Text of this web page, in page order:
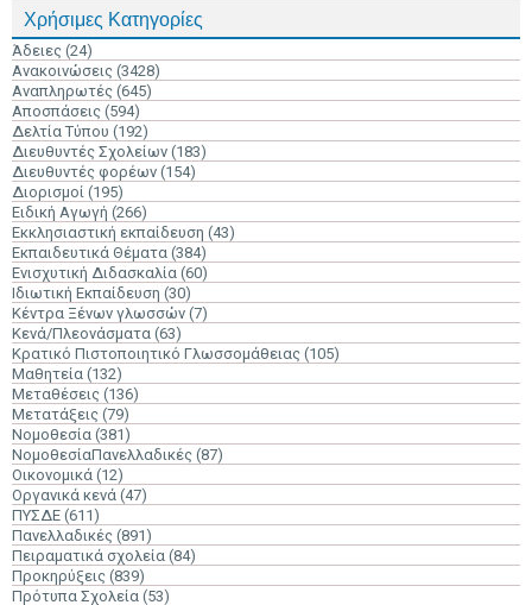
Χρήσιμες Κατηγορίες
Άδειες (24)
Ανακοινώσεις (3428)
Αναπληρωτές (645)
Αποσπάσεις (594)
Δελτία Τύπου (192)
Διευθυντές Σχολείων (183)
Διευθυντές φορέων (154)
Διορισμοί (195)
Ειδική Αγωγή (266)
Εκκλησιαστική εκπαίδευση (43)
Εκπαιδευτικά Θέματα (384)
Ενισχυτική Διδασκαλία (60)
Ιδιωτική Εκπαίδευση (30)
Κέντρα Ξένων γλωσσών (7)
Κενά/Πλεονάσματα (63)
Κρατικό Πιστοποιητικό Γλωσσομάθειας (105)
Μαθητεία (132)
Μεταθέσεις (136)
Μετατάξεις (79)
Νομοθεσία (381)
ΝομοθεσίαΠανελλαδικές (87)
Οικονομικά (12)
Οργανικά κενά (47)
ΠΥΣΔΕ (611)
Πανελλαδικές (891)
Πειραματικά σχολεία (84)
Προκηρύξεις (839)
Πρότυπα Σχολεία (53)